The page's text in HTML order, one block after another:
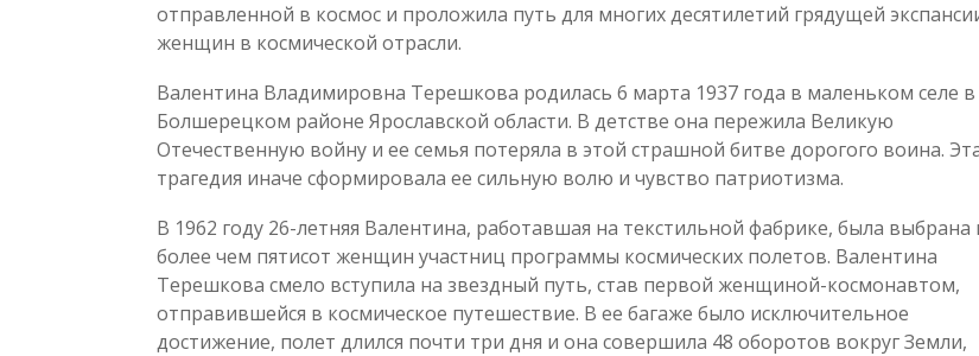
отправленной в космос и проложила путь для многих десятилетий грядущей
женщин в космической отрасли.
Валентина Владимировна Терешкова родилась 6 марта 1937 года в маленьком селе в
Болшерецком районе Ярославской области. В детстве она пережила Великую
Отечественную войну и ее семья потеряла в этой страшной битве дорогого воина.
трагедия иначе сформировала ее сильную волю и чувство патриотизма.
В 1962 году 26-летняя Валентина, работавшая на текстильной фабрике, была выбрана
более чем пятисот женщин участниц программы космических полетов. Валентина
Терешкова смело вступила на звездный путь, став первой женщиной-космонавтом,
отправившейся в космическое путешествие. В ее багаже было исключительное
достижение, полет длился почти три дня и она совершила 48 оборотов вокруг Земли,